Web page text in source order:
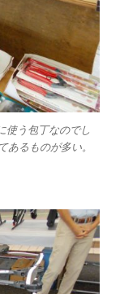
使う包丁なのでし
あるものが多い。